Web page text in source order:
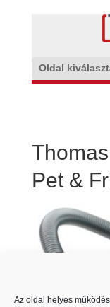
Az oldal helyes
Oldal
Pet &